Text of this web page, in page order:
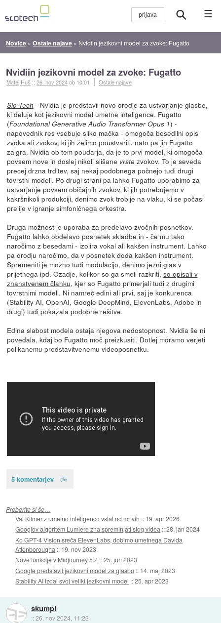
☰
Novice »Ostale najave » Nvidiin jezikovni model za zvoke: Fugatto
Nvidiin jezikovni model za zvoke: Fugatto
Matej Huš ::26. nov 2024ob 10:01 Ostale najave
Slo-Tech - Nvidia je predstavil novo orodje za ustvarjanje glasbe,
ki deluje kot jezikovni model umetne inteligence. Fugatto
(Foundational Generative Audio Transformer Opus 1) -
napovednik res vsebuje sliko mačka - omogoča besedilni opis
zvoka ali zvokov, ki jih želimo poustvariti, nato pa jih Fugatto
zaigra. Nvidia ob tem poudarja, da je to prvi model, ki omogoča
povsem nove in doslej nikoli slišane vrstezvokov. To je seveda
precej drzna trditev, saj nekaj podobnega počnejo tudi drugi
tovrstni modeli. Po drugi strani pa lahko Fugatto uporabimo za
ustvarjanje povsem običajnih zvokov, ki jih potrebujemo v
kakršnikoli produkciji, denimo zvok troblje na vlaku, ki se počasi
prelije v igranje simfoničnega orkestra.
Druga možnost je uporaba za predelavo zvočnih posnetkov.
Fugatto lahko obdelavo posnetek skladbe in - če mu tako
naročimo z besedami - izolira vokal ali kakšen instrument. Lahko
pa orodju naročimo, da v posnetek doda kakšen instrument.
Spremeniti je možno tudi modulacijo, denimo jezni glas v
prijetnega ipd. Ozadje, kolikor so ga smeli razkriti, so opisali v
znanstvenem članku, kjer so Fugatto primerjali tudi z drugimi
tovrstnimi modeli. Ni namreč edini ali prvi, saj je konkurenca
(Stability AI, OpenAI, Google DeepMind, ElevenLabs, Adobe in
drugi) tudi pokazala podobne rešitve.
Edina slabost modela ostaja njegova nedostopnost. Nvidia še ni
povedala, kdaj bo Fugatto moč preizkusiti. Dotlej moramo verjeti
polikanemu predstavitvenemu videoposnetku.
5 komentarjev
Preberite si še…
Val Kilmer z umetno inteligenco vstal od mrtvih :: 19. apr 2026
Googlov algoritem Lumiere zna spreminjati slog videa ::28. jan 2024
Ko GPT-4 Vision sreča ElevenLabs, dobimo umetnega Davida
Attenborougha :: 19. nov 2023
Nove funkcije v Midjourney 5.2 ::25. jun 2023
Google predstavil jezikovni model za glasbo :: 14. maj 2023
Stability AI izdal svoj veliki jezikovni model ::25. apr 2023
skumpl
::26. nov 2024, 11:23